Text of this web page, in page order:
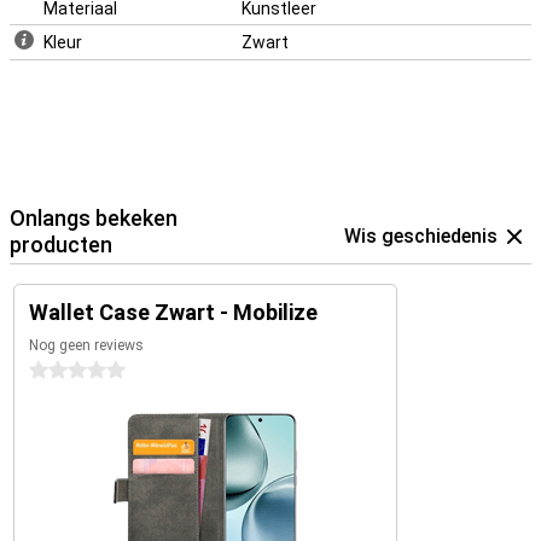
Materiaal
Kunstleer
Kleur
Zwart
Onlangs bekeken
producten
Wis geschiedenis
Wallet Case Zwart - Mobilize
Nog geen reviews
0 sterren